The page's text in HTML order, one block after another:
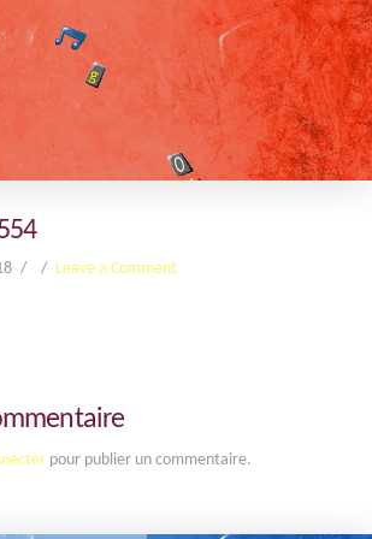
Leave a Comment
pour publier un commentaire.